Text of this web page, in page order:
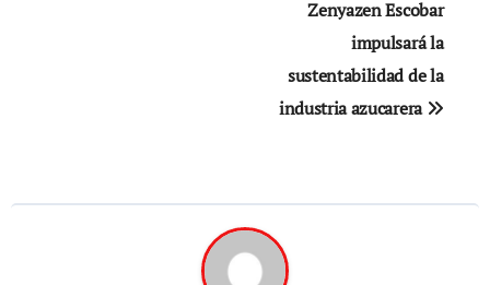
Zenyazen Escobar
impulsará la
sustentabilidad de la
industria azucarera